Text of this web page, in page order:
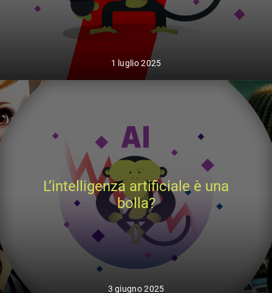
1 luglio 2025
L’intelligenza artificiale è una
bolla?
3 giugno 2025